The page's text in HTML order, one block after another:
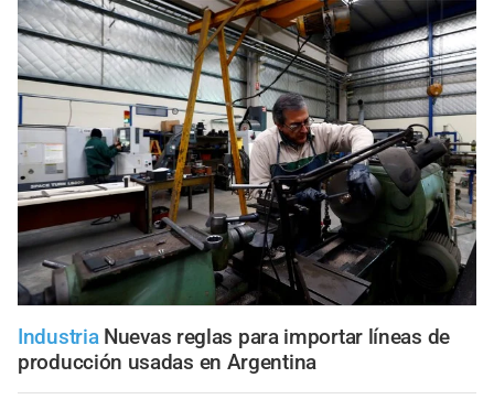
Industria Nuevas reglas para importar líneas de
producción usadas en Argentina